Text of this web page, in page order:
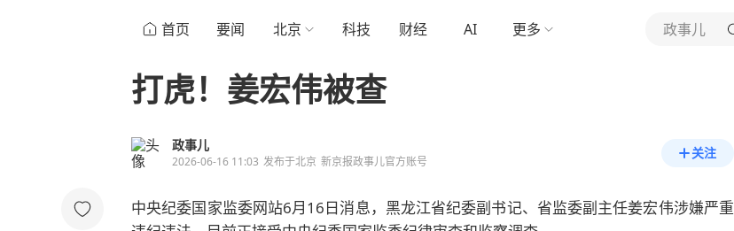
首页 要闻 北京 科技 财经 AI 更多 政事儿
打虎！姜宏伟被查
政事儿
2026-06-16 11:03 发布于北京 新京报政事儿官方账号
关注
中央纪委国家监委网站6月16日消息，黑龙江省纪委副书记、省监委副主任姜宏伟涉嫌严重